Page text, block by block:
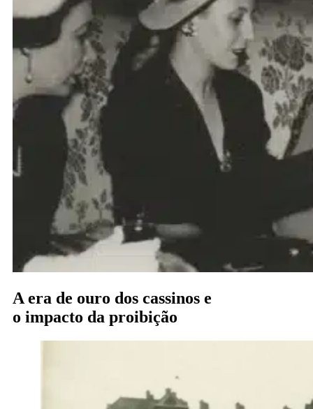
A era de ouro dos cassinos e
o impacto da proibição